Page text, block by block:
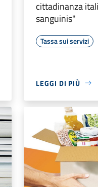
cittadinanza
sanguinis"
Tassa sui servizi
LEGGI DI PIÙ